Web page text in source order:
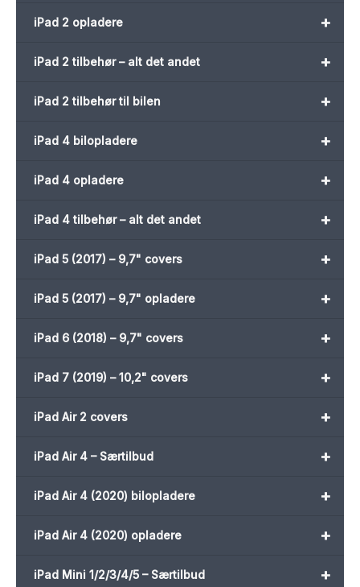
+
iPad 2 opladere
+
iPad 2 tilbehør – alt det andet
+
iPad 2 tilbehør til bilen
+
iPad 4 bilopladere
+
iPad 4 opladere
+
iPad 4 tilbehør – alt det andet
+
iPad 5 (2017) – 9,7" covers
+
iPad 5 (2017) – 9,7" opladere
+
iPad 6 (2018) – 9,7" covers
+
iPad 7 (2019) – 10,2" covers
+
iPad Air 2 covers
+
iPad Air 4 – Særtilbud
+
iPad Air 4 (2020) bilopladere
+
iPad Air 4 (2020) opladere
+
iPad Mini 1/2/3/4/5 – Særtilbud